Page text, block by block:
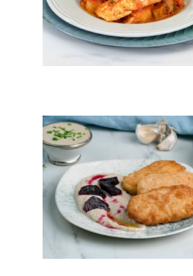
Μπακαλιάρος φιλέτο
βελούδινη σκορδαλιά
ψητά παντζάρια
ΑΛΜΥΡΑ